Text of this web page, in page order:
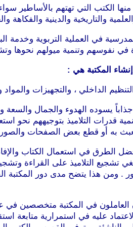
الكتب التي تهتهم بالأساطير سواء
والتاريخية والدينية والفكاهة
في العملية التربوية وخدمة
نفوسهم وتنمية ميولهم نحوها
المكتبة هي :
الداخلي ، والتجهيزات
يسوده الهدوء والجمال
قدرات التلاميذ بتوجيههم نحو
به أو قطع بعض الصفحات والصور
الطرق في استعمال الكتاب
التلاميذ على القراءة
ومن هذا يتضح مدى دور المكتبة
العاملون في المكتبة متخصصين في
عليه في استمرارية متابعة